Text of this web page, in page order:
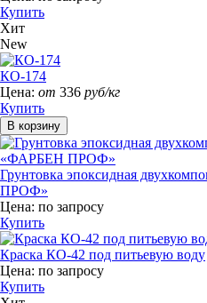
Купить
Хит
New
КО-174
Цена: от 336 руб/кг
Купить
Грунтовка эпоксидная
ПРОФ»
Цена: по запросу
Купить
Краска КО-42 под питьевую воду
Цена: по запросу
Купить